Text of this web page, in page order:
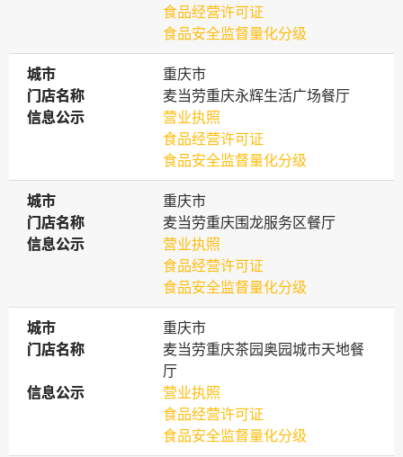
食品经营许可证
食品安全监督量化分级
城市
城市
重庆市
门店名称
门店名称
麦当劳重庆永辉生活广场餐厅
信息公示
信息公示
营业执照
食品经营许可证
食品安全监督量化分级
城市
城市
重庆市
门店名称
门店名称
麦当劳重庆围龙服务区餐厅
信息公示
信息公示
营业执照
食品经营许可证
食品安全监督量化分级
城市
城市
重庆市
门店名称
门店名称
麦当劳重庆茶园奥园城市天地餐
厅
信息公示
信息公示
营业执照
食品经营许可证
食品安全监督量化分级